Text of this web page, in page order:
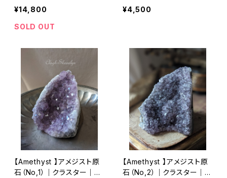
泥石）｜Kashgar ・中国ウ
イグル自治区産｜水晶クラ
スター｜鉱物標本
¥14,800
SOLD OUT
ジェル｜約79～80ｍｍ｜
1点｜インテリアストーン
¥4,500
【Amethyst 】アメジスト原
石（No,1）｜クラスター｜大
【Amethyst 】アメジスト原
石（No,2）｜クラスター｜5